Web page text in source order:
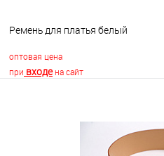
Ремень для платья белый
оптовая цена
при входена сайт